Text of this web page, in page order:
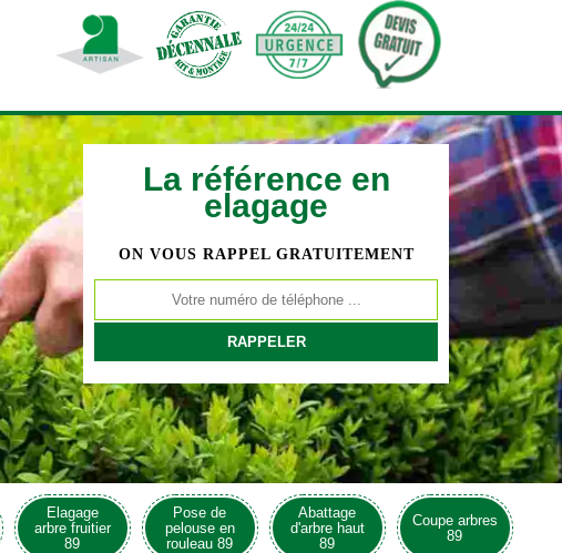
La référence en
elagage
ON VOUS RAPPEL GRATUITEMENT
Elagage
arbre fruitier
89
Pose de
pelouse en
rouleau 89
Abattage
d'arbre haut
89
Coupe arbres
89